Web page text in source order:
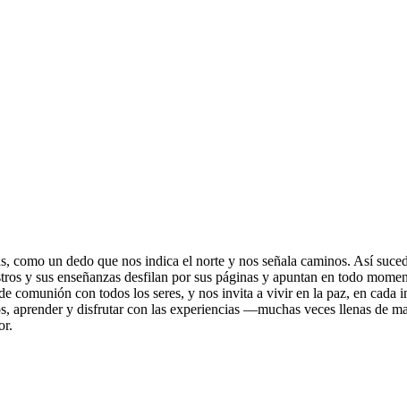
como un dedo que nos indica el norte y nos señala caminos. Así
y sus enseñanzas desfilan por sus páginas y apuntan en todo
comunión con todos los seres, y nos invita a vivir en la paz, en cada
aprender y disfrutar con las experiencias ―muchas veces llenas